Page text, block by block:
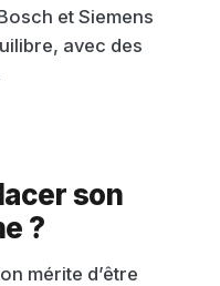
et Siemens
avec des
son
?
mérite d’être